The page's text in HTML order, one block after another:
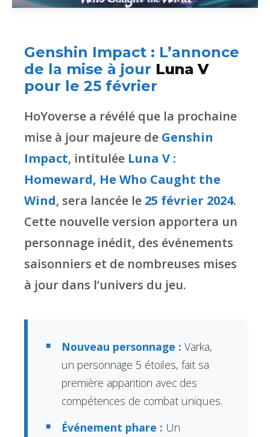
Genshin Impact : L’annonce
de la mise à jour Luna V
pour le 25 février
HoYoverse a révélé que la prochaine
mise à jour majeure de Genshin
Impact, intitulée Luna V :
Homeward, He Who Caught the
Wind, sera lancée le 25 février 2024.
Cette nouvelle version apportera un
personnage inédit, des événements
saisonniers et de nombreuses mises
à jour dans l’univers du jeu.
Nouveau personnage : Varka,
un personnage 5 étoiles, fait sa
première apparition avec des
compétences de combat uniques.
Événement phare : Un